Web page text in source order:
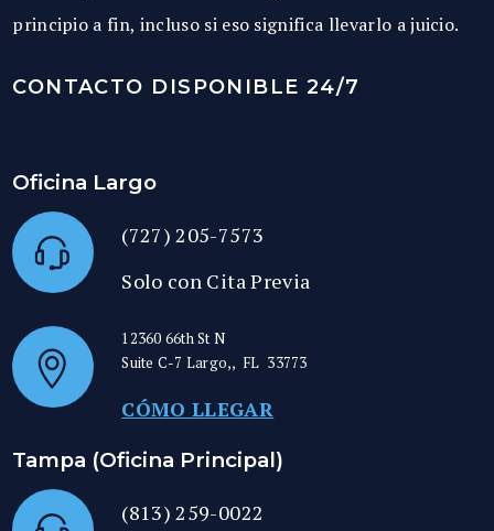
principio a fin, incluso si eso significa llevarlo a juicio.
CONTACTO DISPONIBLE 24/7
Oficina Largo
(727) 205-7573
Solo con Cita Previa
12360 66th St N
Suite C-7 Largo,, FL 33773
CÓMO LLEGAR
Tampa (Oficina Principal)
(813) 259-0022